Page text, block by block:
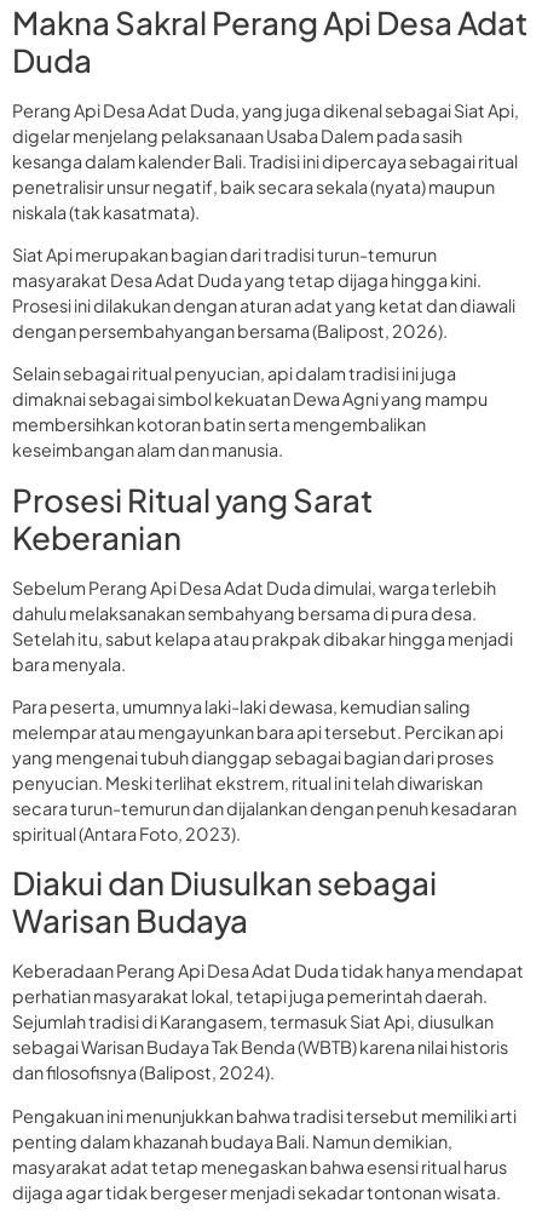
Makna Sakral Perang Api Desa Adat
Duda
Perang Api Desa Adat Duda, yang juga dikenal sebagai Siat Api,
digelar menjelang pelaksanaan Usaba Dalem pada sasih
kesanga dalam kalender Bali. Tradisi ini dipercaya sebagai ritual
penetralisir unsur negatif, baik secara sekala (nyata) maupun
niskala (tak kasatmata).
Siat Api merupakan bagian dari tradisi turun-temurun
masyarakat Desa Adat Duda yang tetap dijaga hingga kini.
Prosesi ini dilakukan dengan aturan adat yang ketat dan diawali
dengan persembahyangan bersama (Balipost, 2026).
Selain sebagai ritual penyucian, api dalam tradisi ini juga
dimaknai sebagai simbol kekuatan Dewa Agni yang mampu
membersihkan kotoran batin serta mengembalikan
keseimbangan alam dan manusia.
Prosesi Ritual yang Sarat
Keberanian
Sebelum Perang Api Desa Adat Duda dimulai, warga terlebih
dahulu melaksanakan sembahyang bersama di pura desa.
Setelah itu, sabut kelapa atau prakpak dibakar hingga menjadi
bara menyala.
Para peserta, umumnya laki-laki dewasa, kemudian saling
melempar atau mengayunkan bara api tersebut. Percikan api
yang mengenai tubuh dianggap sebagai bagian dari proses
penyucian. Meski terlihat ekstrem, ritual ini telah diwariskan
secara turun-temurun dan dijalankan dengan penuh kesadaran
spiritual (Antara Foto, 2023).
Diakui dan Diusulkan sebagai
Warisan Budaya
Keberadaan Perang Api Desa Adat Duda tidak hanya mendapat
perhatian masyarakat lokal, tetapi juga pemerintah daerah.
Sejumlah tradisi di Karangasem, termasuk Siat Api, diusulkan
sebagai Warisan Budaya Tak Benda (WBTB) karena nilai historis
dan filosofisnya (Balipost, 2024).
Pengakuan ini menunjukkan bahwa tradisi tersebut memiliki arti
penting dalam khazanah budaya Bali. Namun demikian,
masyarakat adat tetap menegaskan bahwa esensi ritual harus
dijaga agar tidak bergeser menjadi sekadar tontonan wisata.